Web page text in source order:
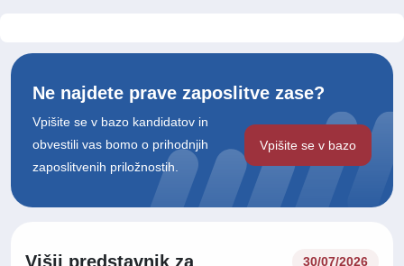
Ne najdete prave zaposlitve zase?
Vpišite se v bazo kandidatov in
obvestili vas bomo o prihodnjih
zaposlitvenih priložnostih.
Vpišite se v bazo
Višji predstavnik za
30/07/2026